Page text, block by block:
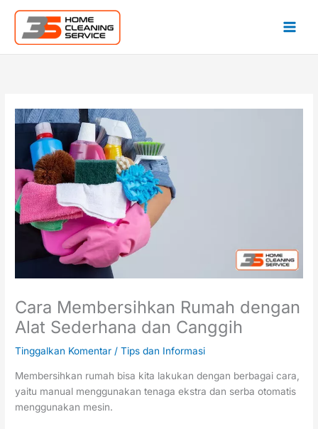
konten
Cara Membersihkan Rumah dengan
Alat Sederhana dan Canggih
Tinggalkan Komentar /Tips dan Informasi
Membersihkan rumah bisa kita lakukan dengan berbagai cara,
yaitu manual menggunakan tenaga ekstra dan serba otomatis
menggunakan mesin.